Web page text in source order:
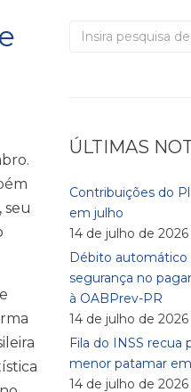
seu
ÚLTIMAS
Contribuições do
em julho
14 de julho de 2026
Débito automático
segurança no
à OABPrev-PR
14 de julho de 2026
Fila do INSS recua
menor patamar
14 de julho de 2026